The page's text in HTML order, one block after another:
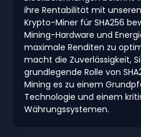
ihre Rentabilität mit
Krypto-Miner für SHA256
Mining-Hardware und
maximale Renditen zu
macht die Zuverlässigkeit,
grundlegende Rolle von
Mining es zu einem
Technologie und einem
Währungssystemen.